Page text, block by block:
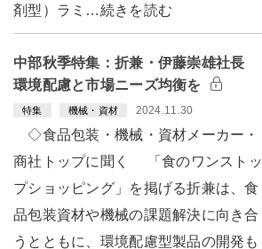
剤型）ラミ…続きを読む
中部秋季特集：折兼・伊藤崇雄社長
環境配慮と市場ニーズ均衡を
特集 機械・資材 2024.11.30
◇食品包装・機械・資材メーカー・
商社トップに聞く 「食のワンストッ
プショッピング」を掲げる折兼は、食
品包装資材や機械の課題解決に向き合
うとともに、環境配慮型製品の開発も